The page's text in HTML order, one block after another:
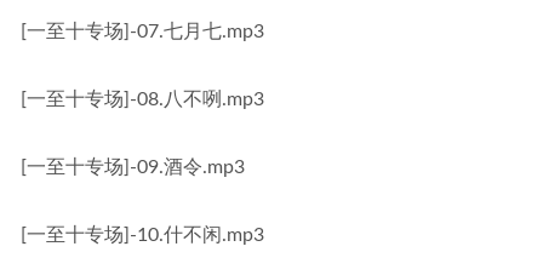
[一至十专场]-07.七月七.mp3
[一至十专场]-08.八不咧.mp3
[一至十专场]-09.酒令.mp3
[一至十专场]-10.什不闲.mp3